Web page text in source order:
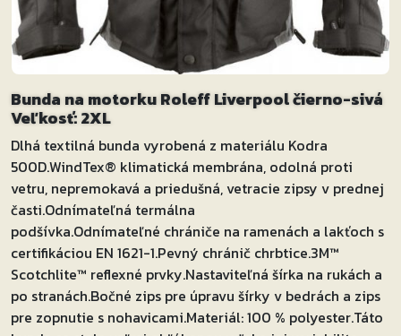
Bunda na motorku Roleff Liverpool čierno-sivá
Veľkosť: 2XL
Dlhá textilná bunda vyrobená z materiálu Kodra
500D.WindTex® klimatická membrána, odolná proti
vetru, nepremokavá a priedušná, vetracie zipsy v prednej
časti.Odnímateľná termálna
podšívka.Odnímateľné chrániče na ramenách a lakťoch s
certifikáciou EN 1621-1.Pevný chránič chrbtice.3M™
Scotchlite™ reflexné prvky.Nastaviteľná šírka na rukách a
po stranách.Bočné zips pre úpravu šírky v bedrách a zips
pre zopnutie s nohavicami.Materiál: 100 % polyester.Táto